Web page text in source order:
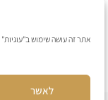
אתר זה עושה שימוש ב"עוגיות" Cookies לצורך תפעול שוטף ותקין בהתאם למדיניות פרטיות
לאשר
אנו